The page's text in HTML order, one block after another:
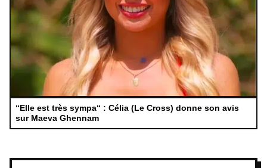
“Elle est très sympa“ : Célia (Le Cross) donne son avis
sur Maeva Ghennam